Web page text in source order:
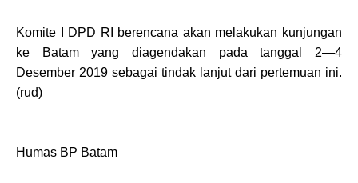
Komite I DPD RI berencana akan melakukan kunjungan
ke Batam yang diagendakan pada tanggal 2—4
Desember 2019 sebagai tindak lanjut dari pertemuan ini.
(rud)
Humas BP Batam